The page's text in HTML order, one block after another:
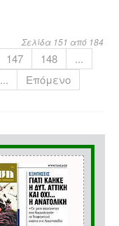
Σελίδα 151 από 184
147 148
...
...
Επόμενο